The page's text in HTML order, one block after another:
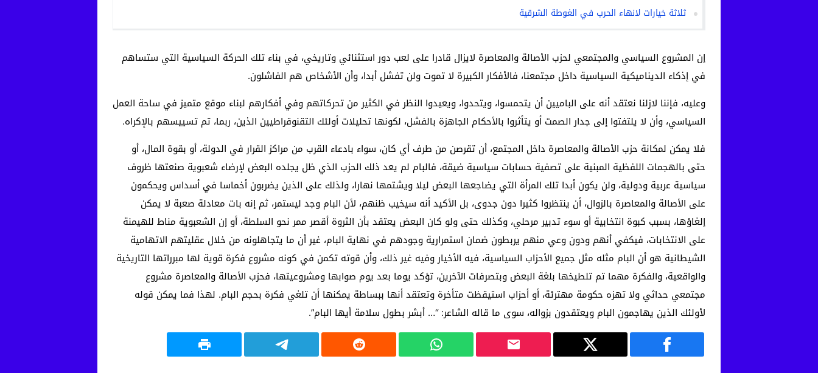
ثلاثة خيارات لانهاء الحرب في الغوطة الشرقية
إن المشروع السياسي والمجتمعي لحزب الأصالة والمعاصرة لايزال قادرا على لعب دور استثنائي وتاريخي، في بناء تلك الحركة السياسية التي ستساهم
في إذكاء الديناميكية السياسية داخل مجتمعنا، فالأفكار الكبيرة لا تموت ولن تفشل أبدا، وأن الأشخاص هم الفاشلون.
وعليه، فإننا لازلنا نعتقد أنه على الباميين أن يتحمسوا، ويتحدوا، ويعيدوا النظر في الكثير من تحركاتهم وفي أفكارهم لبناء موقع متميز في ساحة العمل
السياسي، وأن لا يلتفتوا إلى جدار الصمت أو يتأثروا بالأحكام الجاهزة بالفشل، لكونها تحليلات أولئك التقنوقراطيين الذين، ربما، تم تسييسهم بالإكراه.
فلا يمكن لمكانة حزب الأصالة والمعاصرة داخل المجتمع، أن تقرصن من طرف أي كان، سواء بادعاء القرب من مراكز القرار في الدولة، أو بقوة المال، أو
حتى بالهجمات اللفظية المبنية على تصفية حسابات سياسية ضيقة، فالبام لم يعد ذلك الحزب الذي ظل يجلده البعض لإرضاء شعبوية صنعتها ظروف
سياسية عربية ودولية، ولن يكون أبدا تلك المرأة التي يضاجعها البعض ليلا ويشتمها نهارا، ولذلك على الذين يضربون أخماسا في أسداس ويحكمون
على الأصالة والمعاصرة بالزوال، أن ينتظروا كثيرا دون جدوى، بل الأكيد أنه سيخيب ظنهم، لأن البام وجد ليستمر، ثم إنه بات معادلة صعبة لا يمكن
إلغاؤها، بسبب كبوة انتخابية أو سوء تدبير مرحلي، وكذلك حتى ولو كان البعض يعتقد بأن الثروة أقصر ممر نحو السلطة، أو إن الشعبوية مناط للهيمنة
على الانتخابات، فيكفي أنهم ودون وعي منهم يربطون ضمان استمرارية وجودهم في نهاية البام، غير أن ما يتجاهلونه من خلال عقليتهم الاتهامية
الشيطانية هو أن البام مثله مثل جميع الأحزاب السياسية، فيه الأخيار وفيه غير ذلك، وأن قوته تكمن في كونه مشروع فكرة قوية لها مبرراتها التاريخية
والواقعية، والفكرة مهما تم تلطيخها بلغة البعض وبتصرفات الآخرين، تؤكد يوما بعد يوم صوابها ومشروعيتها، فحزب الأصالة والمعاصرة مشروع
مجتمعي حداثي ولا تهزه حكومة مهترئة، أو أحزاب استيقظت متأخرة وتعتقد أنها ببساطة يمكنها أن تلغي فكرة بحجم البام. لهذا فما يمكن قوله
لأولئك الذين يهاجمون البام ويعتقدون بزواله، سوى ما قاله الشاعر: “… أبشر بطول سلامة أيها البام”.